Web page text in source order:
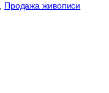
Продажа живописи